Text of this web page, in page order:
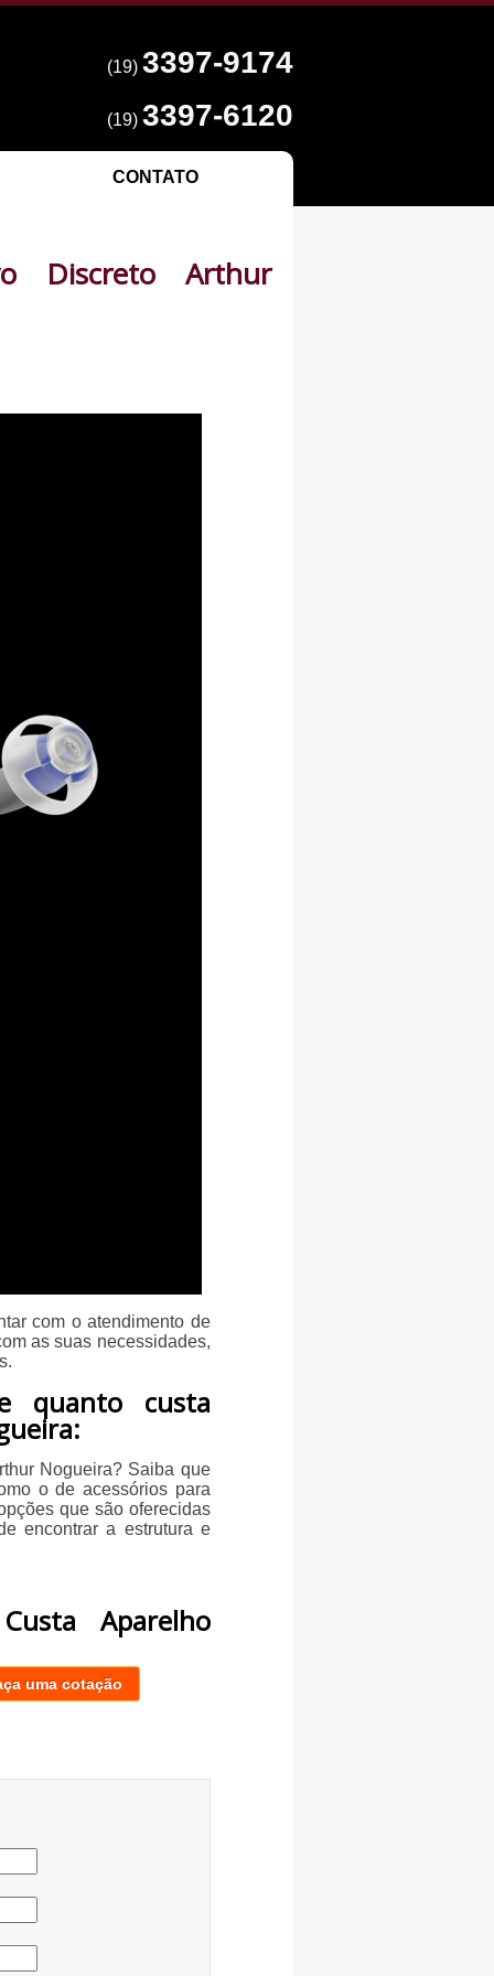
(19) 3397-9174
(19) 3397-6120
CONTATO
Discreto Arthur
com o atendimento de
as suas necessidades,
quanto custa
Nogueira? Saiba que
o de acessórios para
que são oferecidas
encontrar a estrutura e
Aparelho
uma cotação